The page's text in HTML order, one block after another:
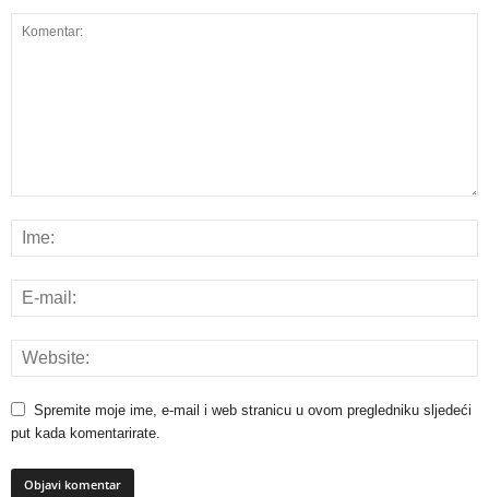
Spremite moje ime, e-mail i web stranicu u ovom pregledniku sljedeći
put kada komentarirate.